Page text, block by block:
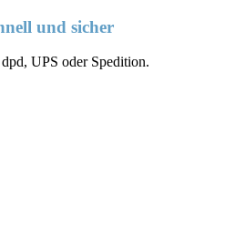
und sicher
UPS oder Spedition.